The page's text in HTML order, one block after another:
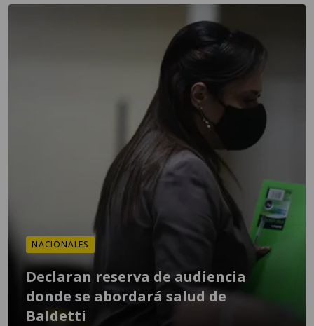
NACIONALES
Declaran reserva de audiencia
donde se abordará salud de
Baldetti